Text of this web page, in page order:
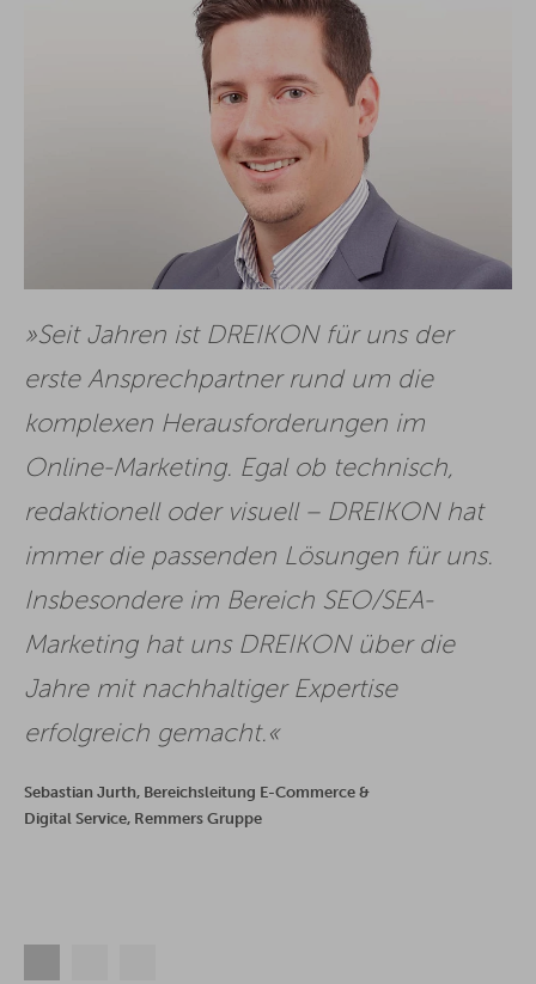
Seit Jahren ist DREIKON für uns der
erste Ansprechpartner rund um die
komplexen Herausforderungen im
Online-Marketing. Egal ob technisch,
redaktionell oder visuell – DREIKON hat
immer die passenden Lösungen für uns.
Insbesondere im Bereich SEO/SEA-
Marketing hat uns DREIKON über die
Jahre mit nachhaltiger Expertise
erfolgreich gemacht.
Sebastian Jurth, Bereichsleitung E-Commerce &
Digital Service, Remmers Gruppe